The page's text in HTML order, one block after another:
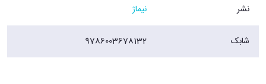
نشر نیماژ
شابک 9786003678132